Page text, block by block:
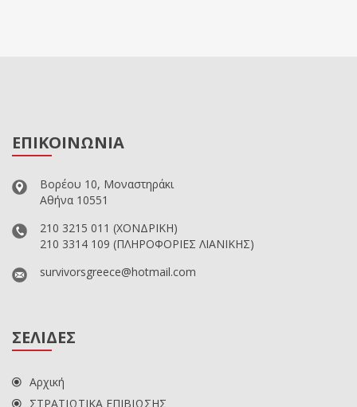
ΕΠΙΚΟΙΝΩΝΙΑ
Βορέου 10, Μοναστηράκι
Αθήνα 10551
210 3215 011 (ΧΟΝΔΡΙΚΗ)
210 3314 109 (ΠΛΗΡΟΦΟΡΙΕΣ ΛΙΑΝΙΚΗΣ)
survivorsgreece@hotmail.com
ΣΕΛΙΔΕΣ
Αρχική
ΣΤΡΑΤΙΩΤΙΚΑ ΕΠΙΒΙΩΣΗΣ